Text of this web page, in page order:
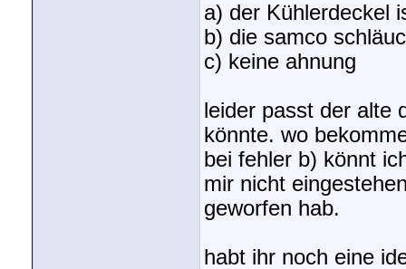
a) der Kühlerdeckel
b) die samco
c) keine ahnung
leider passt der alte
könnte. wo
bei fehler b) könnt
mir nicht
geworfen hab.
habt ihr noch eine